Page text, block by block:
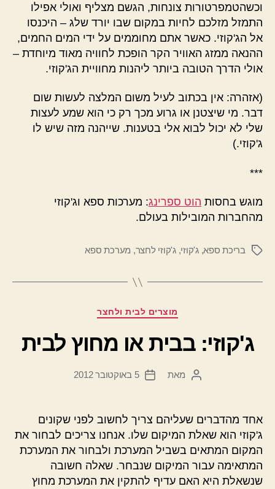
וכשהטמפרטורות צונחות, הגשם מצליף ואולי אפילו
התמזל מזלכם לחיות במקום שבו יורד שלג – היכנסו
אל הג'קוזי. כאשר אתם מחוממים על ידי המים החמים,
ההנאה ממזג האוויר הקר הופכת לחוויה מאוד מיוחדת –
אולי הדרך הטובה ביותר ליהנות מחוויית הג'קוזי.
(אזהרה: אין בכתוב לעיל משום המלצה לעשות שום
דבר. מי שיצטנן או גרוע מכך רק כי הוא שמע לעצות
שלי לא יכול לבוא אלי בטענות. שייהנה מזה שיש לו
ג'קוזי.)
***
מוגש בחסות הוט ספרינג: מערכות ספא וג'קוזי
מהחברות המובילות בעולם.
תגיותבריכת ספא,ג'קוזי,ג'קוזי לחצר, מערכת ספא
קטגוריות
מוצרים לבית ולחצר
ג'קוזי: בבית או מחוץ לבית
המחבר
מאת
תאריך
5 באוקטובר 2012
אחד מהדברים שעליהם צריך לחשוב לפני שקונים
ג'קוזי הוא שאלת המיקום שלו. אנחנו צריכים לבחור את
המקום המתאים בשביל המערכת ולבחור את המערכת
המתאימה עבור המיקום שנבחר. שאלה חשובה
שנשאלת היא האם עדיף להתקין את המערכת מחוץ